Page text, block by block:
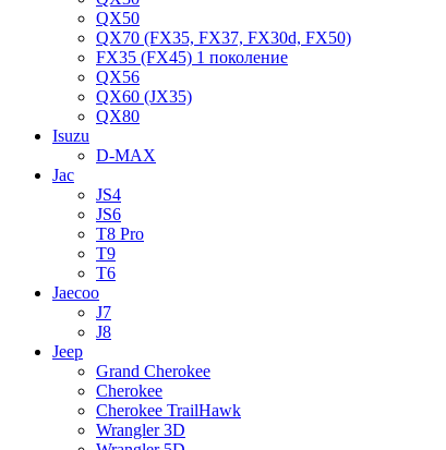
QX50
QX70 (FX35, FX37, FX30d, FX50)
FX35 (FX45) 1 поколение
QX56
QX60 (JX35)
QX80
Isuzu
D-MAX
Jac
JS4
JS6
T8 Pro
T9
T6
Jaecoo
J7
J8
Jeep
Grand Cherokee
Cherokee
Cherokee TrailHawk
Wrangler 3D